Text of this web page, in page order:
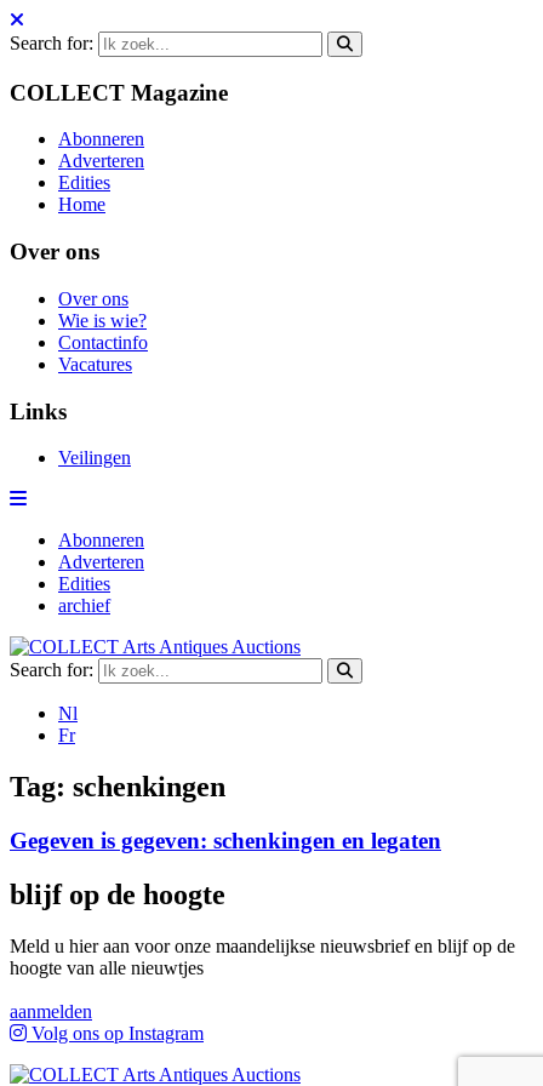
Search for:
COLLECT Magazine
Abonneren
Adverteren
Edities
Home
Over ons
Over ons
Wie is wie?
Contactinfo
Vacatures
Links
Veilingen
Abonneren
Adverteren
Edities
archief
Search for:
Nl
Fr
Tag: schenkingen
Gegeven is gegeven: schenkingen en legaten
blijf op de hoogte
Meld u hier aan voor onze maandelijkse nieuwsbrief en blijf op de
hoogte van alle nieuwtjes
aanmelden
Volg ons op Instagram